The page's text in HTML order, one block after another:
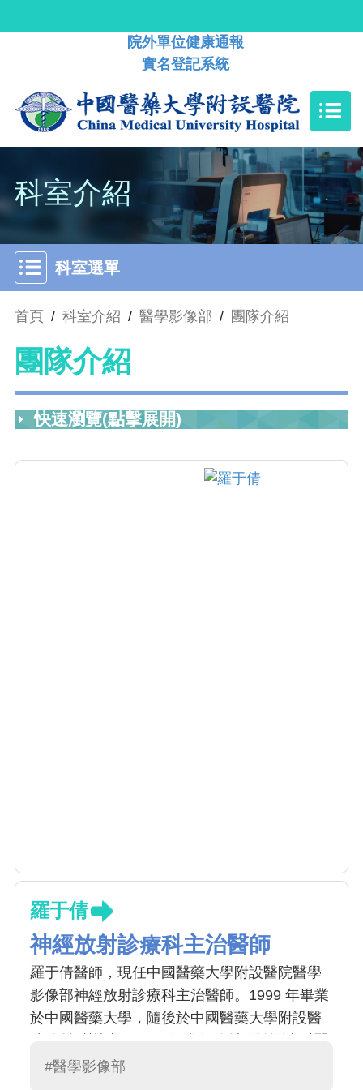
院外單位健康通報
實名登記系統
科室介紹
科室選單
首頁 / 科室介紹 / 醫學影像部 / 團隊介紹
團隊介紹
快速瀏覽(點擊展開)
羅于倩
神經放射診療科主治醫師
羅于倩醫師，現任中國醫藥大學附設醫院醫學
影像部神經放射診療科主治醫師。1999 年畢業
於中國醫藥大學，隨後於中國醫藥大學附設醫
師，專長為神經放射線學影像判讀
#醫學影像部